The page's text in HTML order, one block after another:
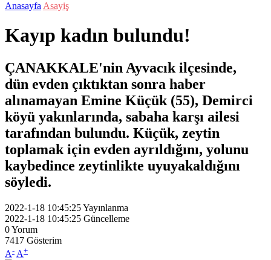
Anasayfa Asayiş
Kayıp kadın bulundu!
ÇANAKKALE'nin Ayvacık ilçesinde,
dün evden çıktıktan sonra haber
alınamayan Emine Küçük (55), Demirci
köyü yakınlarında, sabaha karşı ailesi
tarafından bulundu. Küçük, zeytin
toplamak için evden ayrıldığını, yolunu
kaybedince zeytinlikte uyuyakaldığını
söyledi.
2022-1-18 10:45:25Yayınlanma
2022-1-18 10:45:25 Güncelleme
0Yorum
7417 Gösterim
A- A+